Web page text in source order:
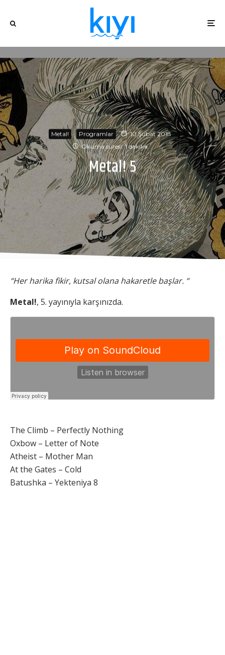
Metal! Programlar
10 Şubat 2018
Okuma süresi: 1 dakika
Metal! 5
“Her harika fikir, kutsal olana hakaretle başlar. “
Metal!, 5. yayınıyla karşınızda.
The Climb – Perfectly Nothing
Oxbow – Letter of Note
Atheist – Mother Man
At the Gates – Cold
Batushka – Yekteniya 8